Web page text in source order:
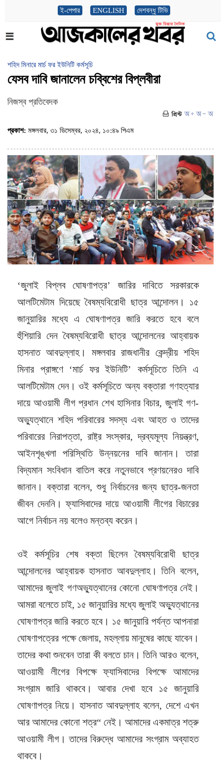
ই-পেপার ENGLISH দেশবন্ধু টিভি
শহিদ মিনারে মার্চ ফর ইউনিটি কর্মসূচি
যেসব দাবি জানালেন চব্বিশের বিপ্লবীরা
নিজস্ব প্রতিবেদক
প্রকাশ: মঙ্গলবার, ৩১ ডিসেম্বর, ২০২৪, ১০:৪৯ পিএম
‘জুলাই বিপ্লব ঘোষণাপত্র’ জারির দাবিতে সরকারকে
আলটিমেটাম দিয়েছে বৈষম্যবিরোধী ছাত্র আন্দোলন। ১৫
জানুয়ারির মধ্যে এ ঘোষণাপত্র জারি করতে হবে বলে
হুঁশিয়ারি দেন বৈষম্যবিরোধী ছাত্র আন্দোলনের আহ্বায়ক
হাসনাত আবদুল্লাহ। মঙ্গলবার রাজধানীর কেন্দ্রীয় শহিদ
মিনার প্রাঙ্গণে ‘মার্চ ফর ইউনিটি’ কর্মসূচিতে তিনি এ
আলটিমেটাম দেন। ওই কর্মসূচিতে অন্য বক্তারা গণহত্যার
দায়ে আওয়ামী লীগ প্রধান শেখ হাসিনার বিচার, জুলাই গণ-
অভ্যুত্থানে শহিদ পরিবারের সদস্য এবং আহত ও তাদের
পরিবারের নিরাপত্তা, রাষ্ট্র সংস্কার, দ্রব্যমূল্য নিয়ন্ত্রণ,
আইনশৃঙ্খলা পরিস্থিতি উন্নয়নের দাবি জানান। তারা
বিদ্যমান সংবিধান বাতিল করে নতুনভাবে প্রণয়নেরও দাবি
জানান। বক্তারা বলেন, শুধু নির্বাচনের জন্য ছাত্র-জনতা
জীবন দেননি। ফ্যাসিবাদের দায়ে আওয়ামী লীগের বিচারের
আগে নির্বাচন নয় বলেও মন্তব্য করেন।
ওই কর্মসূচির শেষ বক্তা ছিলেন বৈষম্যবিরোধী ছাত্র
আন্দোলনের আহ্বায়ক হাসনাত আবদুল্লাহ। তিনি বলেন,
আমাদের জুলাই গণঅভ্যুত্থানের কোনো ঘোষণাপত্র নেই।
আমরা বলেতে চাই, ১৫ জানুয়ারির মধ্যে জুলাই অভ্যুত্থানের
ঘোষণাপত্র জারি করতে হবে। ১৫ জানুয়ারি পর্যন্ত আপনারা
ঘোষণাপত্রের পক্ষে জেলায়, মহল্লায় মানুষের কাছে যাবেন।
তাদের কথা শুনবেন তারা কী বলতে চান। তিনি আরও বলেন,
আওয়ামী লীগের বিপক্ষে ফ্যাসিবাদের বিপক্ষে আমাদের
সংগ্রাম জারি থাকবে। আবার দেখা হবে ১৫ জানুয়ারি
ঘোষণাপত্র নিয়ে। হাসনাত আবদুল্লাহ বলেন, দেশে এখন
আর আমাদের কোনো শত্র“ নেই। আমাদের একমাত্র শত্রু
আওয়ামী লীগ। তাদের বিরুদ্ধে আমাদের সংগ্রাম অব্যাহত
থাকবে।